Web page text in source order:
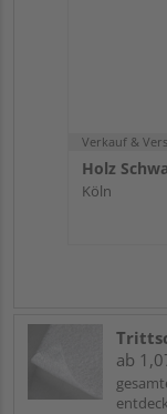
Verkauf &
Holz
Köln
ab